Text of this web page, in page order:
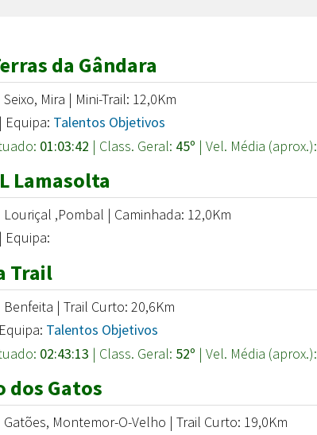
da Gândara
Mira | Mini-Trail: 12,0Km
Equipa: Talentos Objetivos
01:03:42 | Class. Geral: 45º | Vel. Média (aprox.):
Lamasolta
Louriçal ,Pombal | Caminhada: 12,0Km
Equipa:
Trail
Benfeita | Trail Curto: 20,6Km
Talentos Objetivos
02:43:13 | Class. Geral: 52º | Vel. Média (aprox.):
dos Gatos
Gatões, Montemor-O-Velho | Trail Curto: 19,0Km